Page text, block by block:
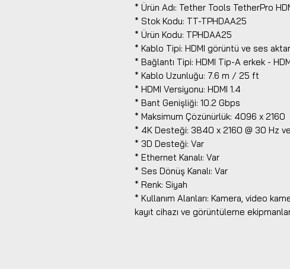
* Ürün Adı: Tether Tools TetherPro
* Stok Kodu: TT-TPHDAA25
* Ürün Kodu: TPHDAA25
* Kablo Tipi: HDMI görüntü ve ses
* Bağlantı Tipi: HDMI Tip-A erkek -
* Kablo Uzunluğu: 7.6 m / 25 ft
* HDMI Versiyonu: HDMI 1.4
* Bant Genişliği: 10.2 Gbps
* Maksimum Çözünürlük: 4096 x 2160
* 4K Desteği: 3840 x 2160 @ 30 Hz
* 3D Desteği: Var
* Ethernet Kanalı: Var
* Ses Dönüş Kanalı: Var
* Renk: Siyah
* Kullanım Alanları: Kamera, video
kayıt cihazı ve görüntüleme